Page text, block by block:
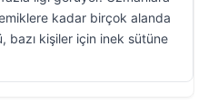
kadar birçok alanda
bazı kişiler için inek sütüne